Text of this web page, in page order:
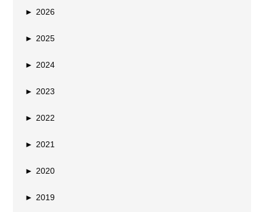
► 2026
► 2025
► 2024
► 2023
► 2022
► 2021
► 2020
► 2019